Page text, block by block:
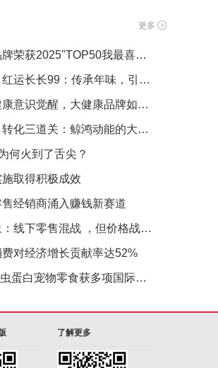
更多
广东仙津双品牌荣获2025"TOP50我最喜爱的广东商标品牌"
过年买嘉顿，红运长长99：传承年味，引领新春礼潮
当全民主动健康意识觉醒，大健康品牌如何与用户“深度同行”？
找人、触达、转化三道关：鲸鸿动能的大健康营销实战解法
何火到了舌尖？
取得积极成效
经销商涌入赚钱新赛道
快消行业乱象：线下零售混战 ，但价格战没有赢家
费对经济增长贡献率达52%
Cosmopet 昆虫蛋白宠物零食获多项国际认证
了解更多